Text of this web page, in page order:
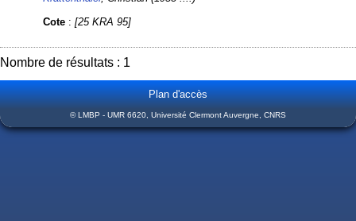
Cote :[25 KRA 95]
Nombre de résultats : 1
Plan d'accès
© LMBP - UMR 6620, Université Clermont Auvergne, CNRS